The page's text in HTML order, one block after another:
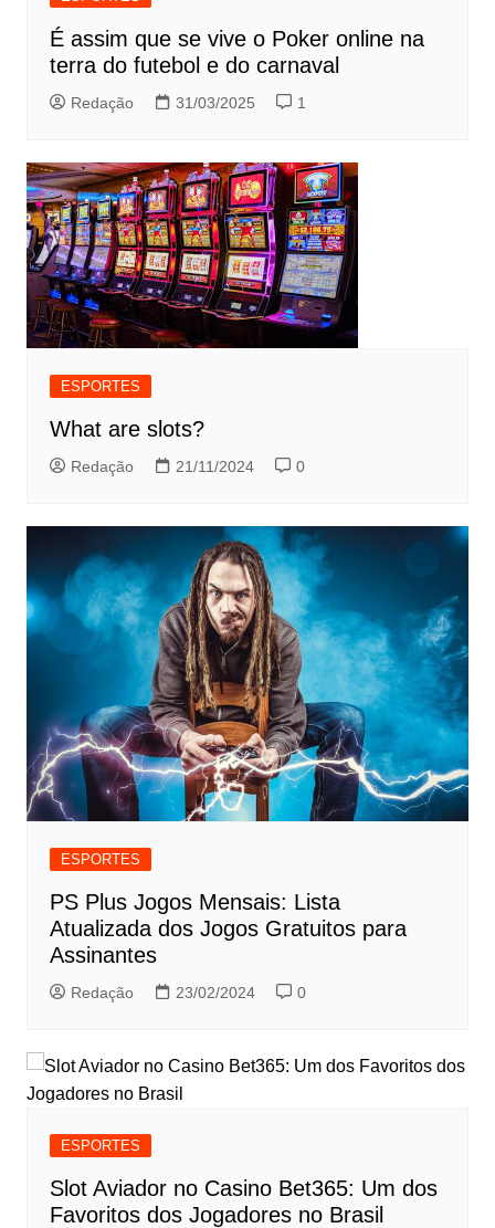
É assim que se vive o Poker online na
terra do futebol e do carnaval
Redação 31/03/2025 1
ESPORTES
What are slots?
Redação 21/11/2024 0
ESPORTES
PS Plus Jogos Mensais: Lista
Atualizada dos Jogos Gratuitos para
Assinantes
Redação 23/02/2024 0
ESPORTES
Slot Aviador no Casino Bet365: Um dos
Favoritos dos Jogadores no Brasil